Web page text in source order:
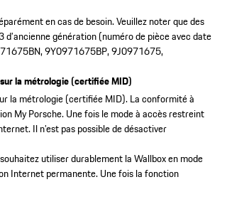
en cas de besoin. Veuillez noter que des
génération (numéro de pièce avec date
9Y0971675BP, 9J0971675,
la métrologie (certifiée MID)
la métrologie (certifiée MID).La conformité à
My Porsche.Une fois le mode à accès restreint
Il n’est pas possible de désactiver
utiliser durablement la Wallbox en mode
Internet permanente. Une fois la fonction